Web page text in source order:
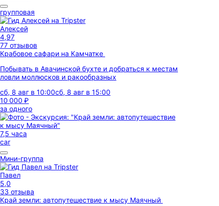
групповая
Алексей
4,97
77 отзывов
Крабовое сафари на Камчатке
Побывать в Авачинской бухте и добраться к местам
ловли моллюсков и ракообразных
сб, 8 авг в 10:00сб, 8 авг в 15:00
10 000 ₽
за одного
7,5 часа
car
Мини-группа
Павел
5,0
33 отзыва
Край земли: автопутешествие к мысу Маячный